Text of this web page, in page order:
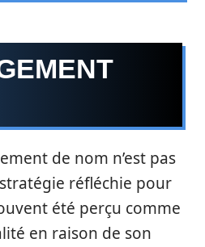
de nom n’est pas
réfléchie pour
été perçu comme
en raison de son